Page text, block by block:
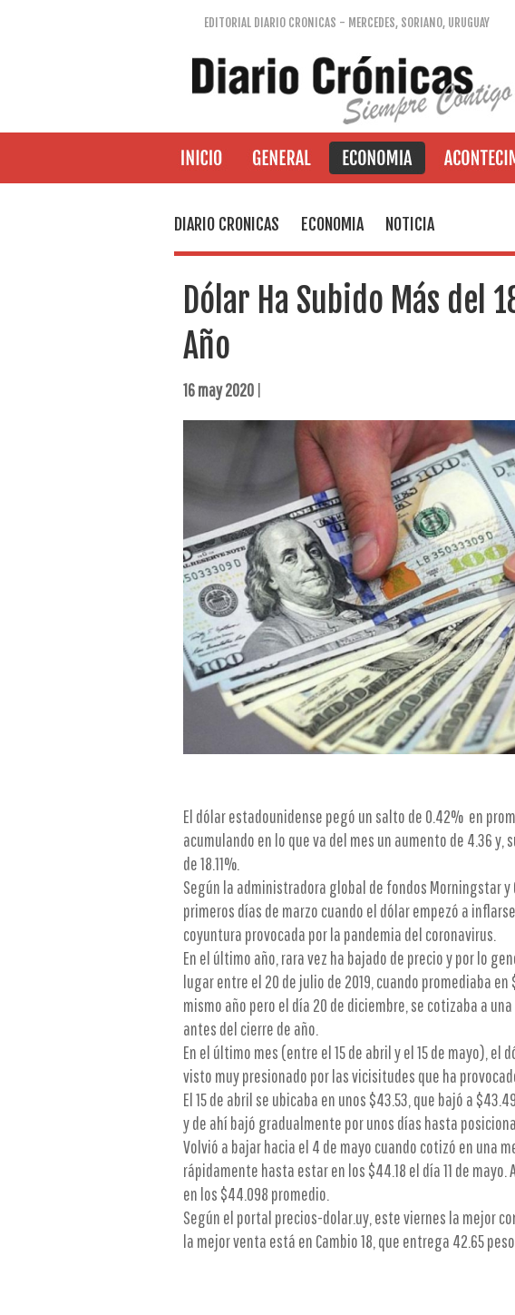
EDITORIAL DIARIO CRONICAS - MERCEDES, SORIANO, URUGUAY
DIARIO CRONICAS ECONOMIA NOTICIA
Dólar Ha Subido Más del
Año
16 may 2020|
El dólar estadounidense pegó un salto de 0.42% en
acumulando en lo que va del mes un aumento de 4.36
de 18.11%.
Según la administradora global de fondos Morningstar y
primeros días de marzo cuando el dólar empezó a
coyuntura provocada por la pandemia del coronavirus.
En el último año, rara vez ha bajado de precio y por lo
lugar entre el 20 de julio de 2019, cuando promediaba en
mismo año pero el día 20 de diciembre, se cotizaba a
antes del cierre de año.
En el último mes (entre el 15 de abril y el 15 de mayo), el
visto muy presionado por las vicisitudes que ha
El 15 de abril se ubicaba en unos $43.53, que bajó a
y de ahí bajó gradualmente por unos días hasta
Volvió a bajar hacia el 4 de mayo cuando cotizó en una
rápidamente hasta estar en los $44.18 el día 11 de
en los $44.098 promedio.
Según el portal precios-dolar.uy, este viernes la mejor
la mejor venta está en Cambio 18, que entrega 42.65